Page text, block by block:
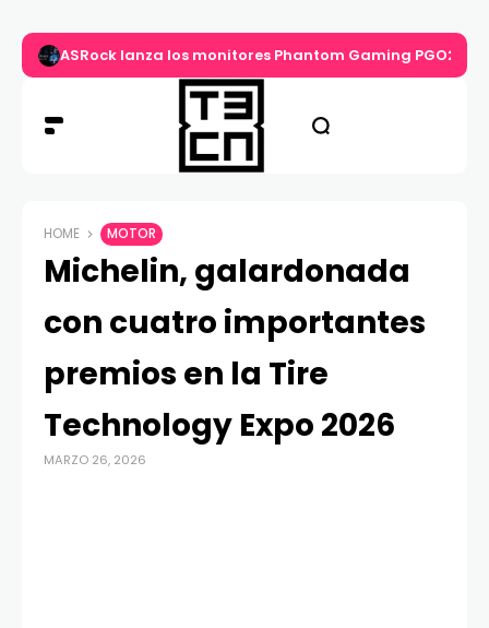
ASRock lanza los monitores Phantom Gaming
HOME MOTOR
Michelin, galardonada
con cuatro importantes
premios en la Tire
Technology Expo 2026
MARZO 26, 2026